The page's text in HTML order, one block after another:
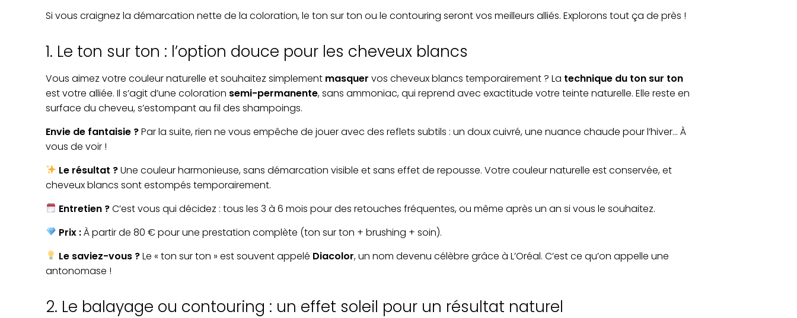
Si vous craignez la démarcation nette de la coloration, le ton sur ton ou le contouring seront vos meilleurs alliés. Explorons tout ça de près !
1. Le ton sur ton : l’option douce pour les cheveux blancs
Vous aimez votre couleur naturelle et souhaitez simplement masquer vos cheveux blancs temporairement ? La technique du ton sur ton
est votre alliée. Il s’agit d’une coloration semi-permanente, sans ammoniac, qui reprend avec exactitude votre teinte naturelle. Elle reste en
surface du cheveu, s’estompant au fil des shampoings.
Envie de fantaisie ?Par la suite, rien ne vous empêche de jouer avec des reflets subtils : un doux cuivré, une nuance chaude pour l’hiver… À
vous de voir !
Le résultat ?Une couleur harmonieuse, sans démarcation visible et sans effet de repousse. Votre couleur naturelle est conservée, et
cheveux blancs sont estompés temporairement.
Entretien ?C’est vous qui décidez : tous les 3 à 6 mois pour des retouches fréquentes, ou même après un an si vous le souhaitez.
Prix :À partir de 80 € pour une prestation complète (ton sur ton + brushing + soin).
Le saviez-vous ?Le « ton sur ton » est souvent appelé Diacolor, un nom devenu célèbre grâce à L’Oréal. C’est ce qu’on appelle une
antonomase !
2. Le balayage ou contouring : un effet soleil pour un résultat naturel